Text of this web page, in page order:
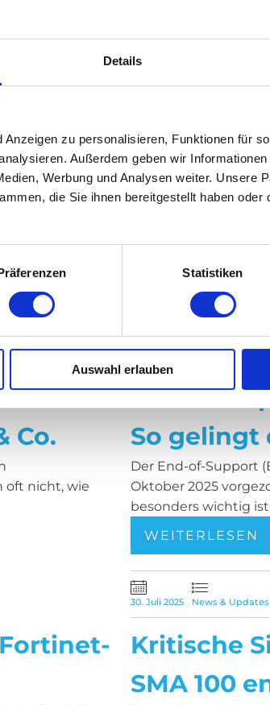
Details
zu personalisieren, Funktionen für
Außerdem geben wir
Werbung und Analysen weiter. Unsere
die Sie ihnen bereitgestellt haben
Statistiken
Auswahl erlauben
war ein
WEITERLESEN
(End-of-Life),
wurde. Ab
Support-
den
Eine Ära geht zu
2025. Ab diesem
WEITERLESEN
Co.
oft nicht, wie
News &
End-of-
So gelingt
Der End-of-Support
Oktober 2025
besonders wichtig
WEITERLESEN
30. Juli 2025 News & Updates
Kritische
SMA 100